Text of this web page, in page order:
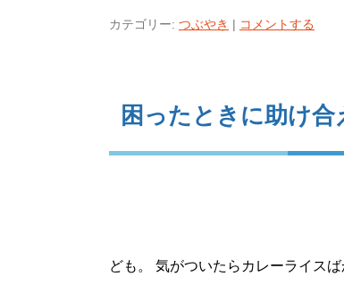
カテゴリー: つぶやき | コメントする
困ったときに助け
ども。 気がついたらカレーライス